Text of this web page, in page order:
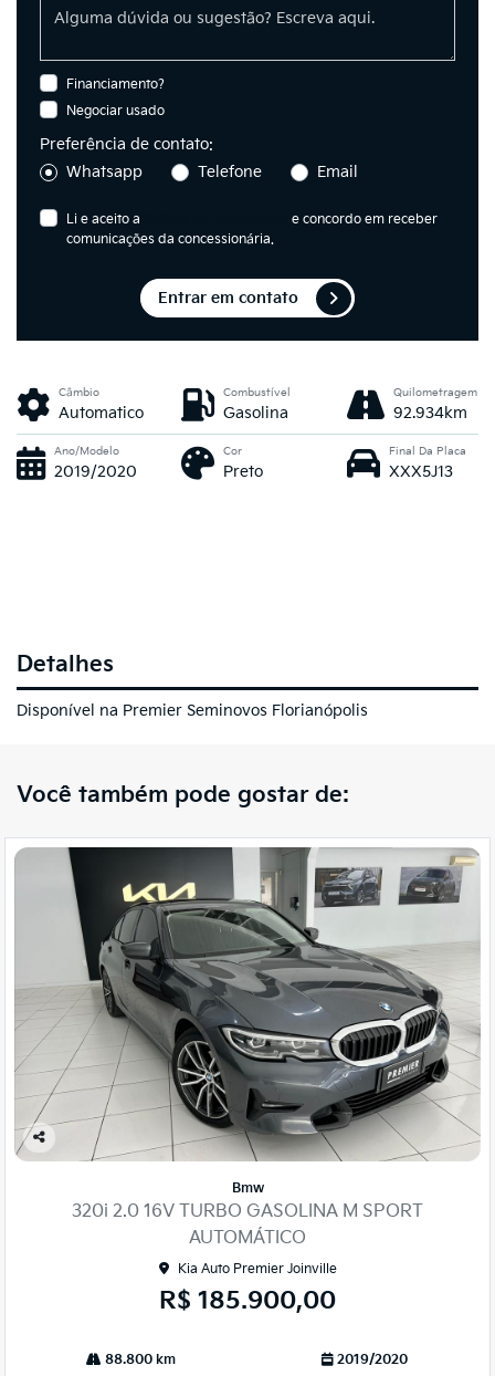
Financiamento?
Negociar usado
Preferência de contato:
Whatsapp
Telefone Email
Li e aceito a
e concordo em receber
comunicações da concessionária.
Entrar em contato
Câmbio
Automatico
Combustível
Gasolina
Quilometragem
92.934km
Ano/Modelo
2019/2020
Cor
Preto
Final Da Placa
XXX5J13
Detalhes
Disponível na Premier Seminovos Florianópolis
Você também pode gostar de:
Co
Bmw
320i 2.0 16V TURBO GASOLINA M SPORT
AUTOMÁTICO
Kia Auto Premier Joinville
R$ 185.900,00
88.800 km 2019/2020